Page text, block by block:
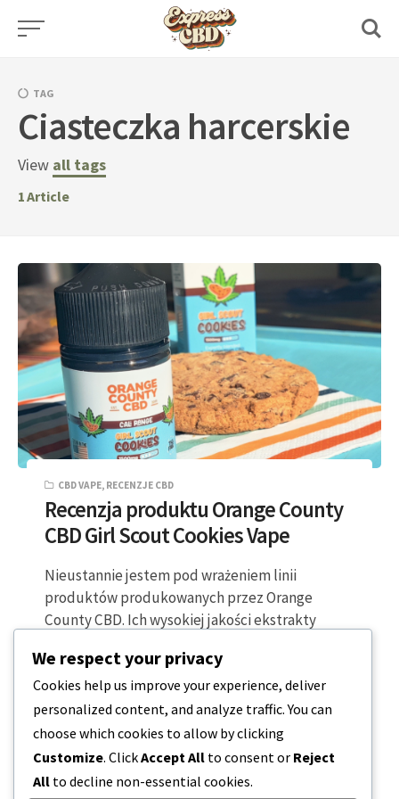
Skip
TAG
Ciasteczka harcerskie
View all tags
1Article
CBD VAPE, RECENZJE CBD
Recenzja produktu Orange County
CBD Girl Scout Cookies Vape
Nieustannie jestem pod wrażeniem linii
produktów produkowanych przez Orange
County CBD. Ich wysokiej jakości ekstrakty
CBD,…
2 MINUTY CZYTANIA 2024-02-22
We respect your privacy
Cookies help us improve your experience, deliver
personalized content, and analyze traffic. You can
choose which cookies to allow by clicking
Customize. ClickAccept All to consent or Reject
All to decline non-essential cookies.